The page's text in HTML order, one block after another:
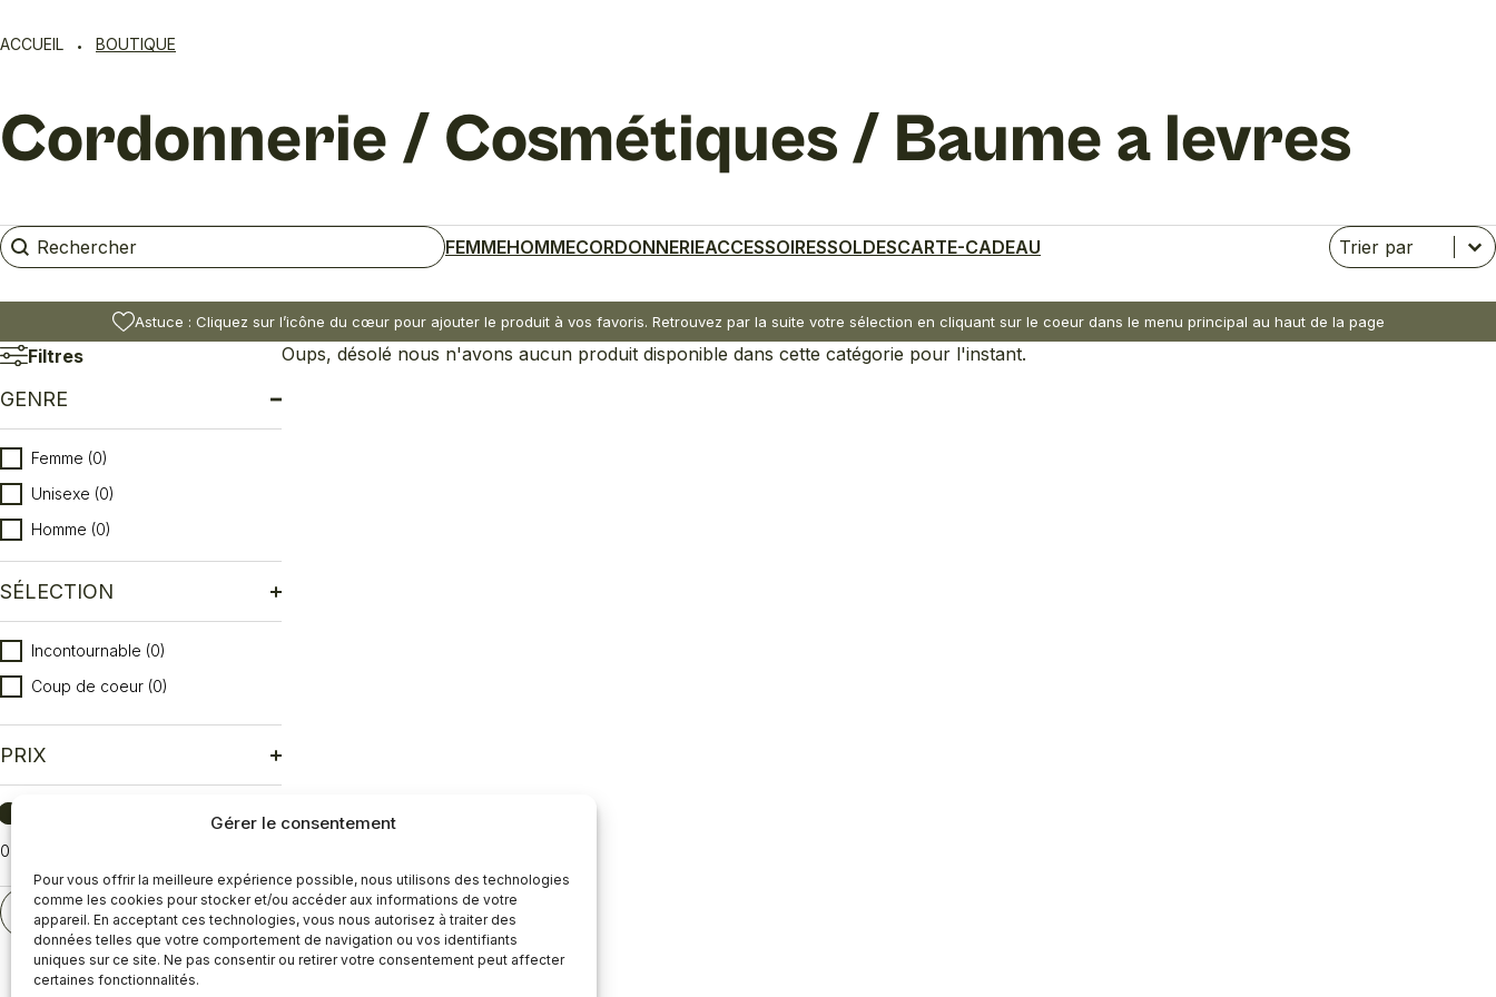
Gérer le consentement
Pour vous offrir la meilleure expérience possible, nous utilisons des technologies
comme les cookies pour stocker et/ou accéder aux informations de votre
appareil. En acceptant ces technologies, vous nous autorisez à traiter des
données telles que votre comportement de navigation ou vos identifiants
uniques sur ce site. Ne pas consentir ou retirer votre consentement peut affecter
certaines fonctionnalités.
ACCUEIL BOUTIQUE
Cordonnerie / Cosmétiques / Baume a levres
Rechercher
Rechercher FEMMEHOMMECORDONNERIEACCESSOIRESSOLDESCARTE-CADEAU Trier
Trier le contenu
Trier le contenu
Astuce : Cliquez sur l’icône du cœur pour ajouter le produit à vos favoris. Retrouvez par la suite votre sélection en cliquant sur le coeur dans le menu principal au haut de la page
Filtres
GENRE
Genre
Femme (0)
Unisexe (0)
Homme (0)
SÉLECTION
Sélection
Incontournable (0)
Coup de coeur (0)
PRIX
Prix
0
RÉINITIALISER
Oups, désolé nous n'avons aucun produit disponible dans cette catégorie pour l'instant.